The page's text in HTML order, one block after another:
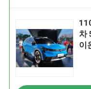
차
이